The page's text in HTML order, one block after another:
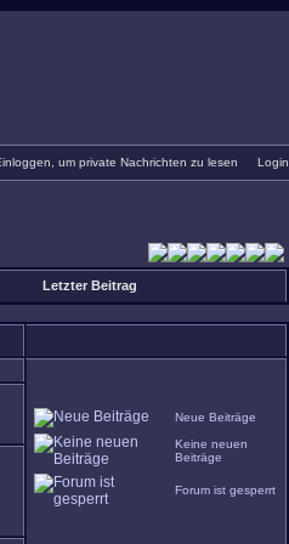
um private Nachrichten zu lesen Login
Letzter Beitrag
Neue Beiträge
Keine neuen
Beiträge
Forum ist gesperrt